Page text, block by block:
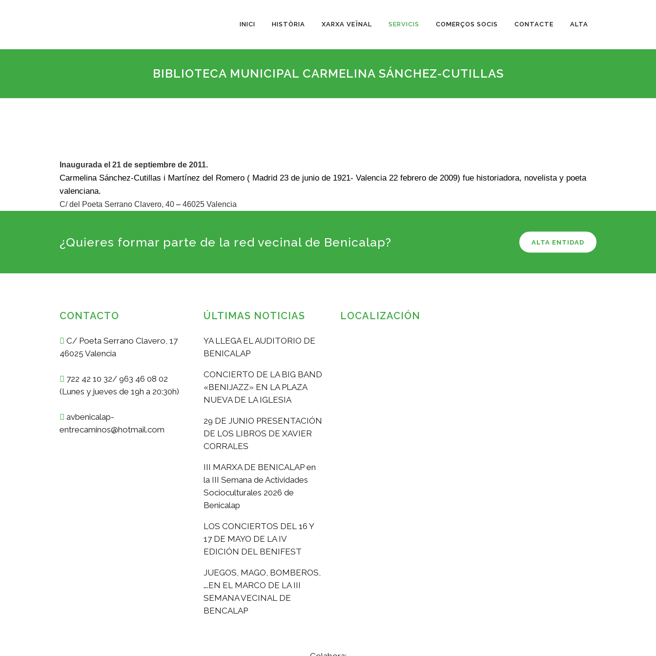
INICI HISTÒRIA XARXA VEÏNAL SERVICIS COMERÇOS SOCIS CONTACTE ALTA
BIBLIOTECA MUNICIPAL CARMELINA SÁNCHEZ-CUTILLAS
Inaugurada el 21 de septiembre de 2011.
Carmelina Sánchez-Cutillas i Martínez del Romero ( Madrid 23 de junio de 1921- Valencia 22 febrero de 2009) fue historiadora, novelista y poeta
valenciana.
C/ del Poeta Serrano Clavero, 40 – 46025 Valencia
¿Quieres formar parte de la red vecinal de Benicalap? ALTA ENTIDAD
CONTACTO
C/ Poeta Serrano Clavero, 17
46025 Valencia
722 42 10 32/ 963 46 08 02
(Lunes y jueves de 19h a 20:30h)
avbenicalap-
entrecaminos@hotmail.com
ÚLTIMAS NOTICIAS
YA LLEGA EL AUDITORIO DE
BENICALAP
CONCIERTO DE LA BIG BAND
«BENIJAZZ» EN LA PLAZA
NUEVA DE LA IGLESIA
29 DE JUNIO PRESENTACIÓN
DE LOS LIBROS DE XAVIER
CORRALES
III MARXA DE BENICALAP en
la III Semana de Actividades
Socioculturales 2026 de
Benicalap
LOS CONCIERTOS DEL 16 Y
17 DE MAYO DE LA IV
EDICIÓN DEL BENIFEST
JUEGOS, MAGO, BOMBEROS,
….EN EL MARCO DE LA III
SEMANA VECINAL DE
BENCALAP
LOCALIZACIÓN